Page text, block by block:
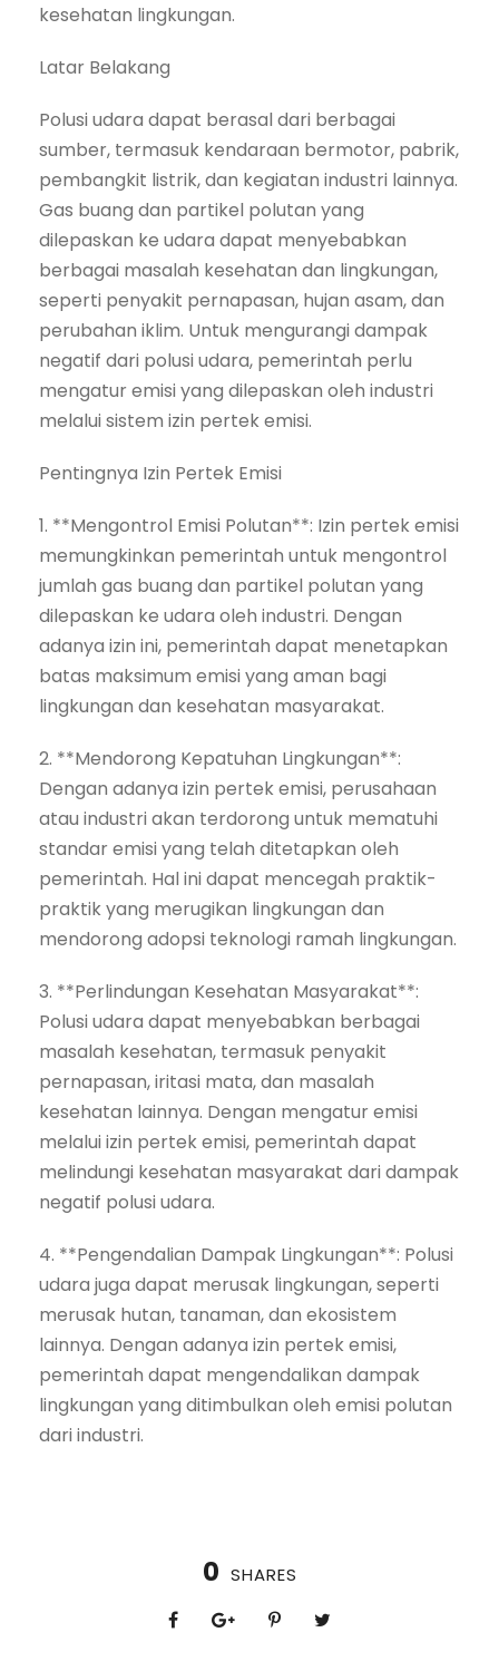
kesehatan lingkungan.
Latar Belakang
Polusi udara dapat berasal dari berbagai
sumber, termasuk kendaraan bermotor, pabrik,
pembangkit listrik, dan kegiatan industri lainnya.
Gas buang dan partikel polutan yang
dilepaskan ke udara dapat menyebabkan
berbagai masalah kesehatan dan lingkungan,
seperti penyakit pernapasan, hujan asam, dan
perubahan iklim. Untuk mengurangi dampak
negatif dari polusi udara, pemerintah perlu
mengatur emisi yang dilepaskan oleh industri
melalui sistem izin pertek emisi.
Pentingnya Izin Pertek Emisi
1. **Mengontrol Emisi Polutan**: Izin pertek emisi
memungkinkan pemerintah untuk mengontrol
jumlah gas buang dan partikel polutan yang
dilepaskan ke udara oleh industri. Dengan
adanya izin ini, pemerintah dapat menetapkan
batas maksimum emisi yang aman bagi
lingkungan dan kesehatan masyarakat.
2. **Mendorong Kepatuhan Lingkungan**:
Dengan adanya izin pertek emisi, perusahaan
atau industri akan terdorong untuk mematuhi
standar emisi yang telah ditetapkan oleh
pemerintah. Hal ini dapat mencegah praktik-
praktik yang merugikan lingkungan dan
mendorong adopsi teknologi ramah lingkungan.
3. **Perlindungan Kesehatan Masyarakat**:
Polusi udara dapat menyebabkan berbagai
masalah kesehatan, termasuk penyakit
pernapasan, iritasi mata, dan masalah
kesehatan lainnya. Dengan mengatur emisi
melalui izin pertek emisi, pemerintah dapat
melindungi kesehatan masyarakat dari dampak
negatif polusi udara.
4. **Pengendalian Dampak Lingkungan**: Polusi
udara juga dapat merusak lingkungan, seperti
merusak hutan, tanaman, dan ekosistem
lainnya. Dengan adanya izin pertek emisi,
pemerintah dapat mengendalikan dampak
lingkungan yang ditimbulkan oleh emisi polutan
dari industri.
0 SHARES